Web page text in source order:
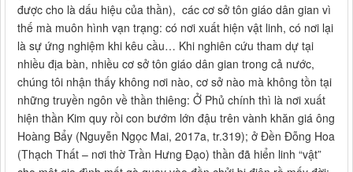
được cho là dấu hiệu của thần), các cơ sở tôn giáo dân gian vì
thế mà muôn hình vạn trạng: có nơi xuất hiện vật linh, có nơi lại
là sự ứng nghiệm khi kêu cầu… Khi nghiên cứu tham dự tại
nhiều địa bàn, nhiều cơ sở tôn giáo dân gian trong cả nước,
chúng tôi nhận thấy không nơi nào, cơ sở nào mà không tồn tại
những truyền ngôn về thần thiêng: Ở Phủ chính thì là nơi xuất
hiện thần Kim quy rồi con bướm lớn đậu trên vành khăn giá ông
Hoàng Bẩy (Nguyễn Ngọc Mai, 2017a, tr.319); ở Đền Đỗng Hoa
(Thạch Thất – nơi thờ Trần Hưng Đạo) thần đã hiển linh “vật”